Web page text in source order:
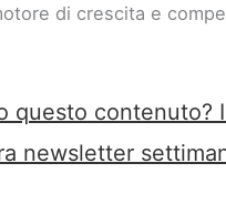
di crescita e
questo contenuto?
newsletter